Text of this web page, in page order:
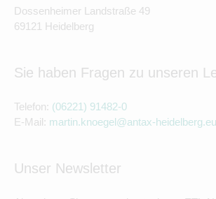
Dossenheimer Landstraße 49
69121 Heidelberg
Sie haben Fragen zu unseren
Telefon: (06221) 91482-0
E-Mail: martin.knoegel@antax-heidelberg.eu
Unser Newsletter